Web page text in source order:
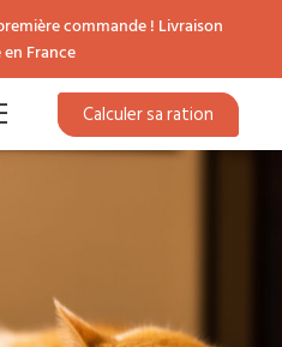
commande ! Livraison
France
Calculer sa ration